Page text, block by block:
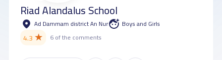
Riad Alandalus School
Ad Dammam district An Nur Boys and Girls
4.3★ 6 of the comments